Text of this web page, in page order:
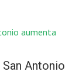
Antonio